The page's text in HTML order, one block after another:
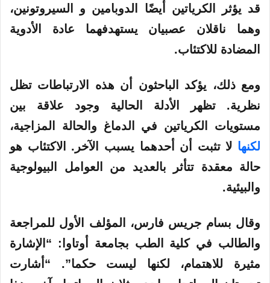
قد يؤثر الكرياتين أيضًا الدوبامين و السيروتونين،
وهما ناقلان عصبيان يستهدفهما عادة الأدوية
المضادة للاكتئاب.
ومع ذلك، يؤكد الباحثون أن هذه الارتباطات تظل
نظرية. تظهر الأدلة الحالية وجود علاقة بين
مستويات الكرياتين في الدماغ والحالة المزاجية،
لكنها لا تثبت أن أحدهما يسبب الآخر. الاكتئاب هو
حالة معقدة تتأثر بالعديد من العوامل البيولوجية
والبيئية.
وقال بسام جريس فارس، المؤلف الأول للمراجعة
والطالب في كلية الطب بجامعة أوتاوا: “الإشارة
مثيرة للاهتمام، لكنها ليست حكما”. “أشارت